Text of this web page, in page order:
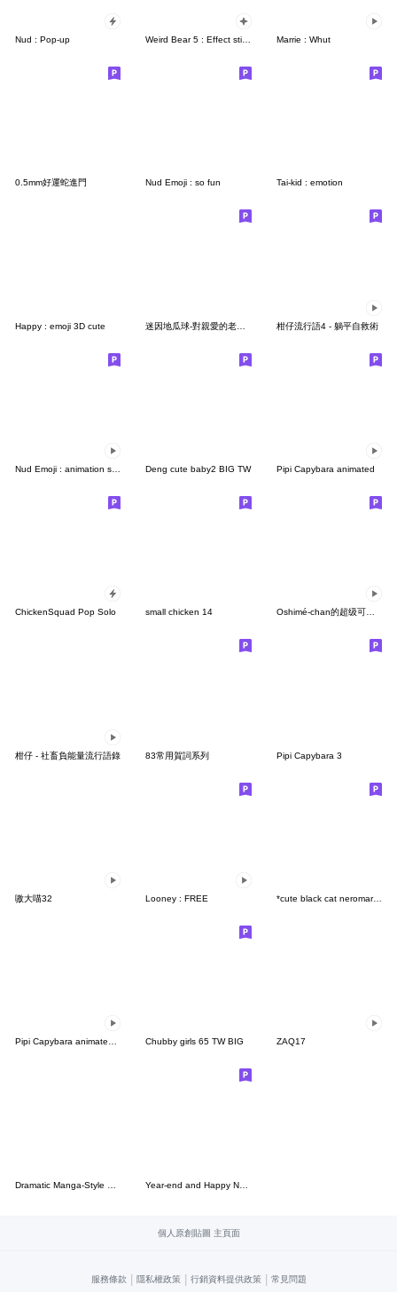
Nud : Pop-up Marrie : Whut
0.5mm好運蛇進門 Nud Emoji : so fun Tai-kid : emotion
Happy : emoji 3D cute 柑仔流行語4 - 躺平自救術
Deng cute baby2 BIG TW Pipi Capybara animated
ChickenSquad Pop Solo small chicken 14 Oshimé-chan的超级可移动贴纸
柑仔 - 社畜負能量流行語錄 83常用賀詞系列 Pipi Capybara 3
嗷大喵32 Looney : FREE *cute black cat neromaru(3D)
Pipi Capybara animated 3 Chubby girls 65 TW BIG ZAQ17
個人原創貼圖 主頁面
服務條款 | 隱私權政策 | 行銷資料提供政策 | 常見問題